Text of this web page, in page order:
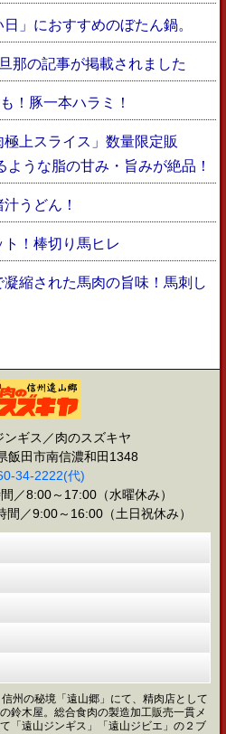
」におすすめのぼたん鍋。
那の記事が掲載されました
！豚一本ハラミ！
極上スライス」数量限定販
うな脂の甘み・旨みが絶品！
うどん！
！棒切り馬ヒレ
縮された馬肉の旨味！馬刺し
ギス／肉のスズキヤ
飯田市南信濃和田1348
34-2222(代)
／8:00～17:00（水曜休み）
／9:00～16:00（土日祝休み）
州の秘境「遠山郷」にて、精肉店として
鈴木屋。総合食肉の製造加工販売一貫メ
「遠山ジンギス」「遠山ジビエ」の２ブ